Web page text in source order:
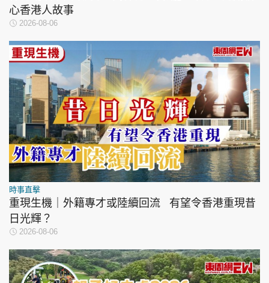
心香港人故事
2026-08-06
時事直擊
重現生機｜外籍專才或陸續回流 有望令香港重現昔
日光輝？
2026-08-06